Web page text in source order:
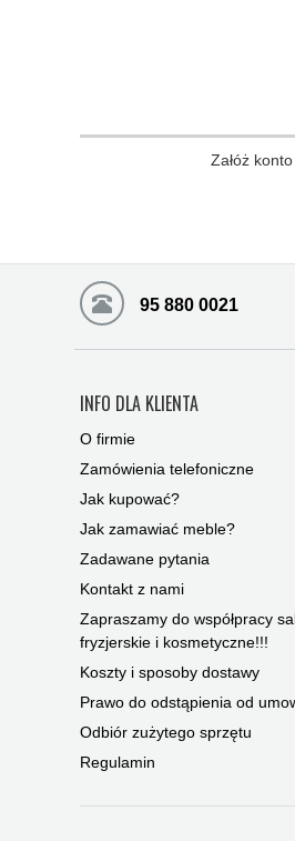
Załóż
95 880 0021
INFO DLA KLIENTA
O firmie
Zamówienia telefoniczne
Jak kupować?
Jak zamawiać meble?
Zadawane pytania
Kontakt z nami
Zapraszamy do współpracy
fryzjerskie i kosmetyczne!!!
Koszty i sposoby dostawy
Prawo do odstąpienia od
Odbiór zużytego sprzętu
Regulamin